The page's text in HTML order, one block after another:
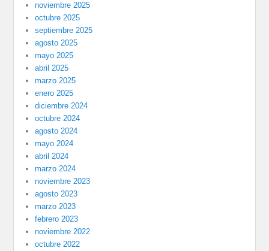
noviembre 2025
octubre 2025
septiembre 2025
agosto 2025
mayo 2025
abril 2025
marzo 2025
enero 2025
diciembre 2024
octubre 2024
agosto 2024
mayo 2024
abril 2024
marzo 2024
noviembre 2023
agosto 2023
marzo 2023
febrero 2023
noviembre 2022
octubre 2022